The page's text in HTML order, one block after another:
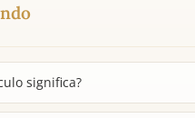
significa?